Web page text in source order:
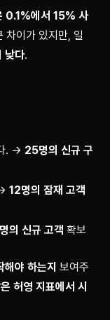
에서 15% 사
차이가 있지만, 일
낮다.
. → 25명의 신규 구
12명의 잠재 고객
의 신규 고객 확보
해야 하는지 보여주
허영 지표에서 시